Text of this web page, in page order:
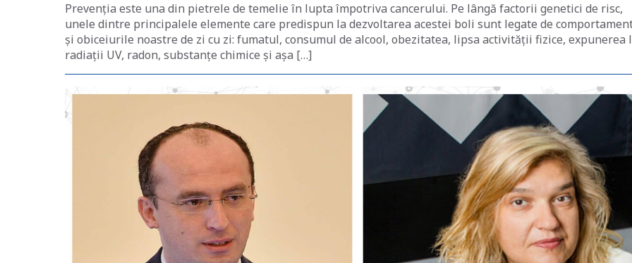
Prevenția este una din pietrele de temelie în lupta împotriva cancerului. Pe lângă factorii genetici de risc,
unele dintre principalele elemente care predispun la dezvoltarea acestei boli sunt legate de
și obiceiurile noastre de zi cu zi: fumatul, consumul de alcool, obezitatea, lipsa activității fizice, expunerea
radiații UV, radon, substanțe chimice și așa […]